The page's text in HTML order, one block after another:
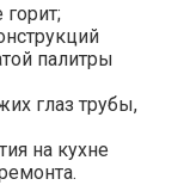
горит;
палитры
глаз трубы,
на кухне